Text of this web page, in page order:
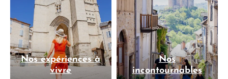
Nos expériences à
vivre
Nos
incontournables